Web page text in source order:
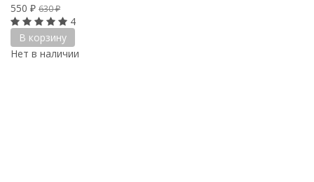
550 ₽ 630₽
4
В корзину
Нет в наличии